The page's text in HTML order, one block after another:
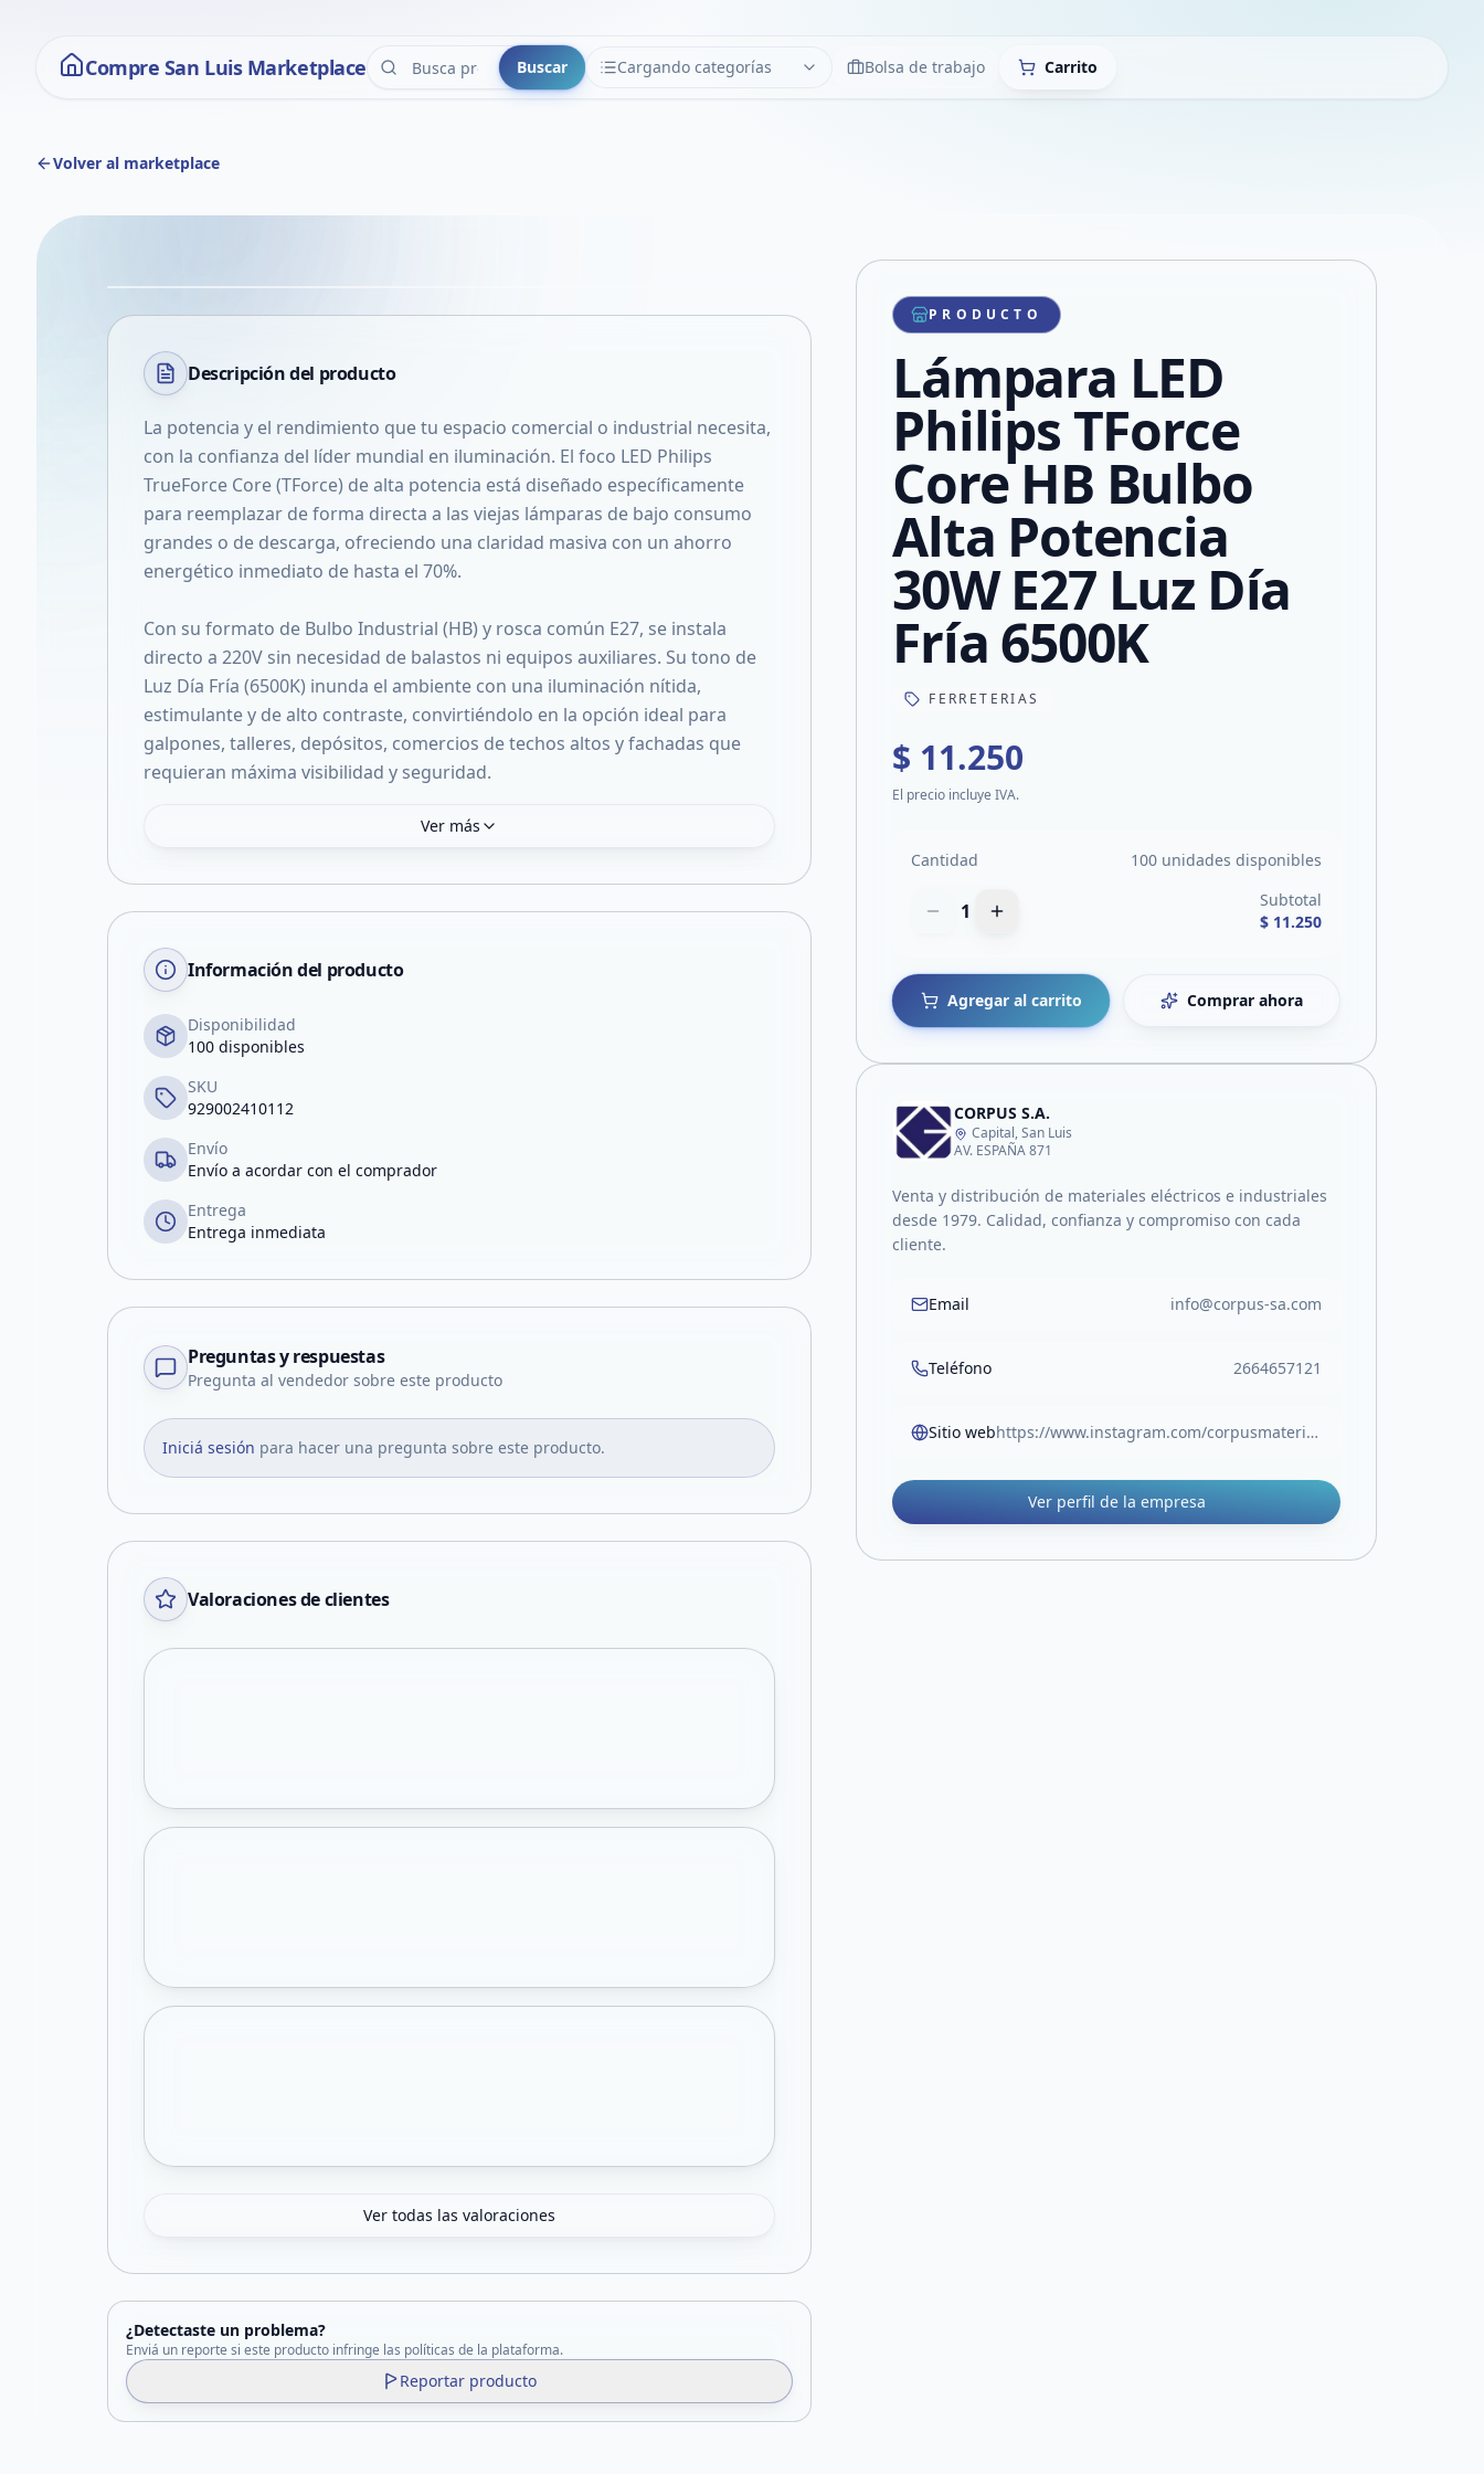
Compre San Luis Marketplace Buscar Cargando categorías
CATEGORÍAS LimpiarBolsa de trabajo Carrito
Volver al marketplace
VER EN PANTALLA COMPLETA
Compartir producto
Compartir por WhatsApp
Compartir por mail
Compartir en Facebook
Compartir en X
Descripción del producto
La potencia y el rendimiento que tu espacio comercial o industrial necesita,
con la confianza del líder mundial en iluminación. El foco LED Philips
TrueForce Core (TForce) de alta potencia está diseñado específicamente
para reemplazar de forma directa a las viejas lámparas de bajo consumo
grandes o de descarga, ofreciendo una claridad masiva con un ahorro
energético inmediato de hasta el 70%.
Con su formato de Bulbo Industrial (HB) y rosca común E27, se instala
directo a 220V sin necesidad de balastos ni equipos auxiliares. Su tono de
Luz Día Fría (6500K) inunda el ambiente con una iluminación nítida,
estimulante y de alto contraste, convirtiéndolo en la opción ideal para
galpones, talleres, depósitos, comercios de techos altos y fachadas que
requieran máxima visibilidad y seguridad.
Ver más
Información del producto
Disponibilidad
100 disponibles
SKU
929002410112
Envío
Envío a acordar con el comprador
Entrega
Entrega inmediata
Preguntas y respuestas
Pregunta al vendedor sobre este producto
Iniciá sesión para hacer una pregunta sobre este producto.
Valoraciones de clientes
Ver todas las valoraciones
¿Detectaste un problema?
Enviá un reporte si este producto infringe las políticas de la plataforma.
Reportar producto
PRODUCTO
Lámpara LED
Philips TForce
Core HB Bulbo
Alta Potencia
30W E27 Luz Día
Fría 6500K
FERRETERIAS
$ 11.250
El precio incluye IVA.
Cantidad 100 unidades disponibles
1
Subtotal
$ 11.250
Agregar al carrito Comprar ahora
CORPUS S.A.
Capital, San Luis
AV. ESPAÑA 871
Venta y distribución de materiales eléctricos e industriales
desde 1979. Calidad, confianza y compromiso con cada
cliente.
Email info@corpus-sa.com
Teléfono 2664657121
Sitio web https://www.instagram.com/corpusmateriales/
Ver perfil de la empresa